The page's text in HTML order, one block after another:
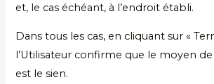
et, le cas échéant, à l’endroit établi.
Dans tous les cas, en cliquant sur «
l’Utilisateur confirme que le moyen
est le sien.